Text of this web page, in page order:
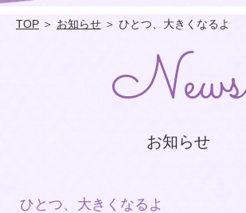
TOP ＞ お知らせ ＞ ひとつ、大きくなるよ
News
お知らせ
ひとつ、大きくなるよ